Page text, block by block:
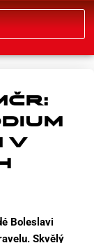
V
Boleslavi
Skvělý